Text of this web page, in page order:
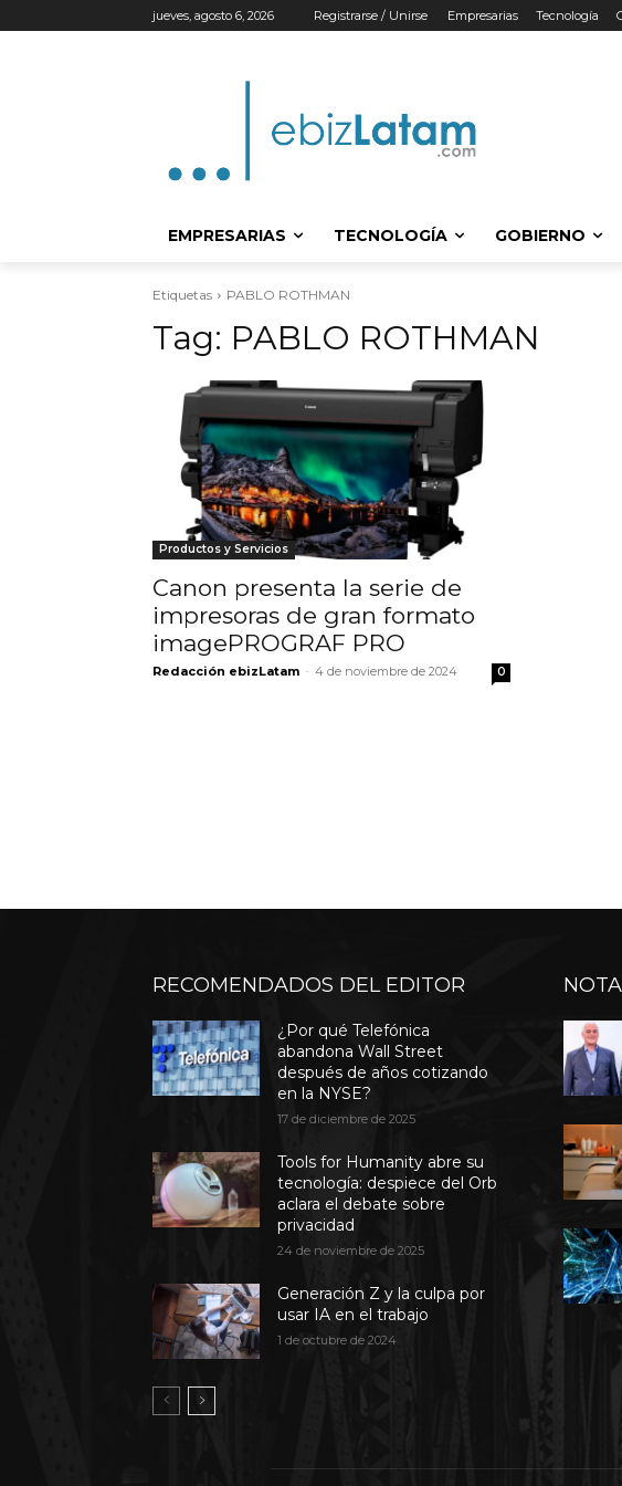
jueves, agosto 6, 2026 Registrarse / Unirse Empresarias Tecnología
EMPRESARIAS TECNOLOGÍA GOBIERNO
Etiquetas PABLO ROTHMAN
Tag: PABLO ROTHMAN
Productos y Servicios
Canon presenta la serie de
impresoras de gran formato
imagePROGRAF PRO
Redacción ebizLatam - 4 de noviembre de 2024 0
RECOMENDADOS DEL EDITOR
¿Por qué Telefónica
abandona Wall Street
después de años cotizando
en la NYSE?
17 de diciembre de 2025
Tools for Humanity abre su
tecnología: despiece del Orb
aclara el debate sobre
privacidad
24 de noviembre de 2025
Generación Z y la culpa por
usar IA en el trabajo
1 de octubre de 2024